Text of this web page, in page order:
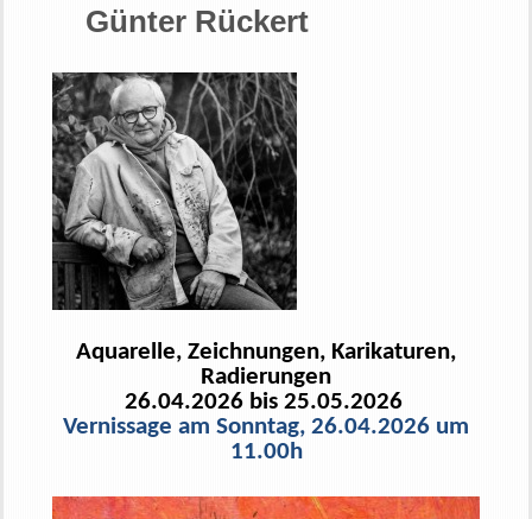
Günter Rückert
Aquarelle, Zeichnungen, Karikaturen,
Radierungen
26.04.2026 bis 25.05.2026
Vernissage am Sonntag, 26.04.2026 um
11.00h